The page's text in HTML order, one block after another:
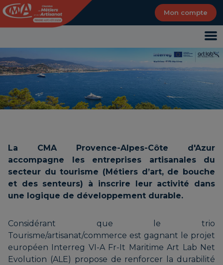
Mon compte
La CMA Provence-Alpes-Côte d'Azur
accompagne les entreprises artisanales du
secteur du tourisme (Métiers d’art, de bouche
et des senteurs) à inscrire leur activité dans
une logique de développement durable.
Considérant que le trio
Tourisme/artisanat/commerce est gagnant le projet
européen Interreg VI-A Fr-It Maritime Art Lab Net
Evolution (ALE) propose de renforcer la durabilité
Panneau de gestion des cookies